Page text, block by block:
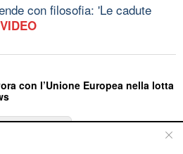
con filosofia: 'Le cadute
VIDEO
con l’Unione Europea nella lotta